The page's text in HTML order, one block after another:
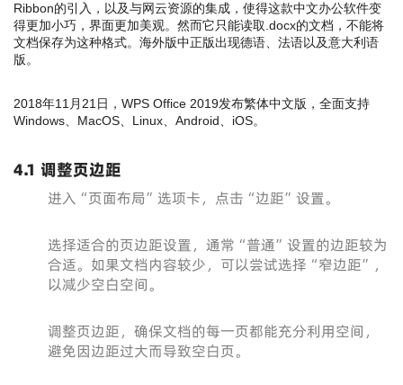
Ribbon的引入，以及与网云资源的集成，使得这款中文办公软件变
得更加小巧，界面更加美观。然而它只能读取.docx的文档，不能将
文档保存为这种格式。海外版中正版出现德语、法语以及意大利语
版。
2018年11月21日，WPS Office 2019发布繁体中文版，全面支持
Windows、MacOS、Linux、Android、iOS。
4.1 调整页边距
进入“页面布局”选项卡，点击“边距”设置。
选择适合的页边距设置，通常“普通”设置的边距较为
合适。如果文档内容较少，可以尝试选择“窄边距”，
以减少空白空间。
调整页边距，确保文档的每一页都能充分利用空间，
避免因边距过大而导致空白页。